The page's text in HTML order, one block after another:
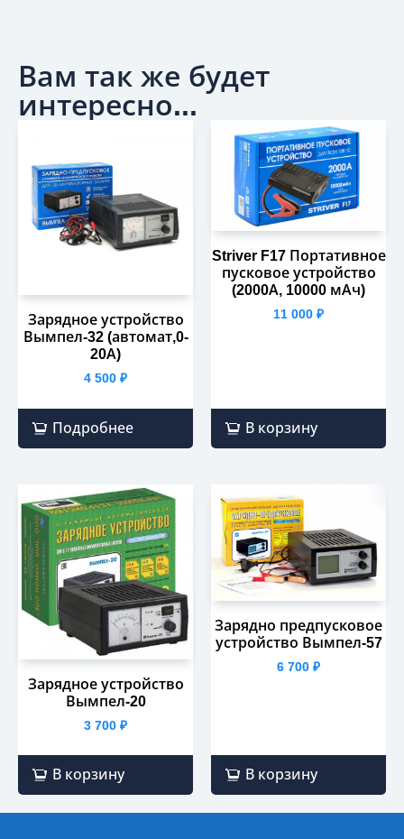
Вам так же будет
интересно...
Зарядное устройство
Вымпел-32 (автомат,0-
20А)
4 500 ₽
Подробнее
Striver F17 Портативное
пусковое устройство
(2000А, 10000 мАч)
11 000 ₽
В корзину
Зарядное устройство
Вымпел-20
3 700 ₽
В корзину
Зарядно предпусковое
устройство Вымпел-57
6 700 ₽
В корзину